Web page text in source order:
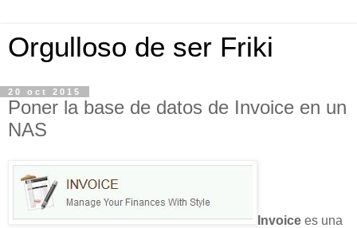
Orgulloso de ser Friki
20 oct 2015
Poner la base de datos de Invoice en un
NAS
Invoice es una